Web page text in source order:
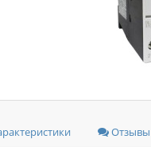
Отзывы